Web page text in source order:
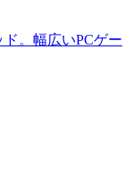
。幅広いPCゲー